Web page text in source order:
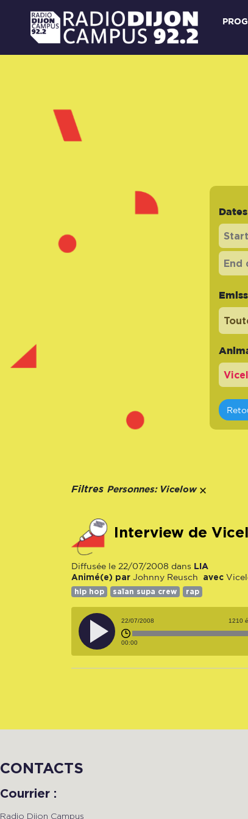
Dates
Filtres Personnes: Vicelow
Interview de
Diffusée le 22/07/2008 dans LiA
Animé(e) par Johnny Reusch avec
hip hop saïan supa crew rap
22/07/2008 1210
00:00
CONTACTS
Courrier :
Radio Dijon Campus